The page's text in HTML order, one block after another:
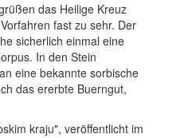
das Heilige Kreuz
fast zu sehr. Der
sicherlich einmal eine
In den Stein
eine bekannte sorbische
das ererbte Buerngut,
kraju", veröffentlicht im